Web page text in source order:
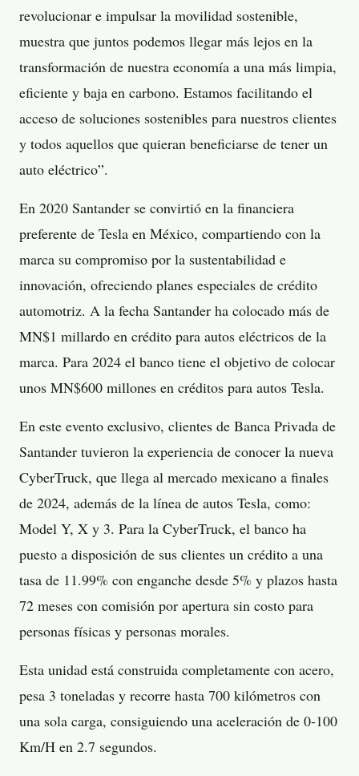
revolucionar e impulsar la movilidad sostenible,
muestra que juntos podemos llegar más lejos en la
transformación de nuestra economía a una más limpia,
eficiente y baja en carbono. Estamos facilitando el
acceso de soluciones sostenibles para nuestros clientes
y todos aquellos que quieran beneficiarse de tener un
auto eléctrico”.
En 2020 Santander se convirtió en la financiera
preferente de Tesla en México, compartiendo con la
marca su compromiso por la sustentabilidad e
innovación, ofreciendo planes especiales de crédito
automotriz. A la fecha Santander ha colocado más de
MN$1 millardo en crédito para autos eléctricos de la
marca. Para 2024 el banco tiene el objetivo de colocar
unos MN$600 millones en créditos para autos Tesla.
En este evento exclusivo, clientes de Banca Privada de
Santander tuvieron la experiencia de conocer la nueva
CyberTruck, que llega al mercado mexicano a finales
de 2024, además de la línea de autos Tesla, como:
Model Y, X y 3. Para la CyberTruck, el banco ha
puesto a disposición de sus clientes un crédito a una
tasa de 11.99% con enganche desde 5% y plazos hasta
72 meses con comisión por apertura sin costo para
personas físicas y personas morales.
Esta unidad está construida completamente con acero,
pesa 3 toneladas y recorre hasta 700 kilómetros con
una sola carga, consiguiendo una aceleración de 0-100
Km/H en 2.7 segundos.